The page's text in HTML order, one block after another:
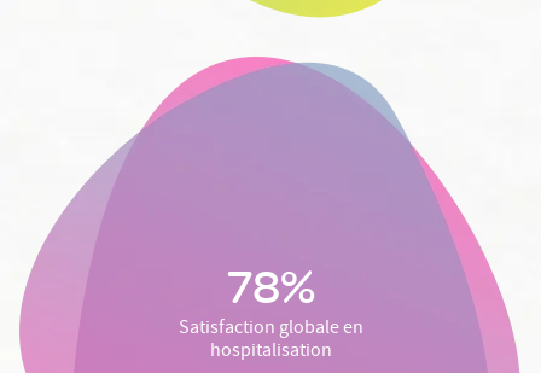
78%
Satisfaction globale en
hospitalisation